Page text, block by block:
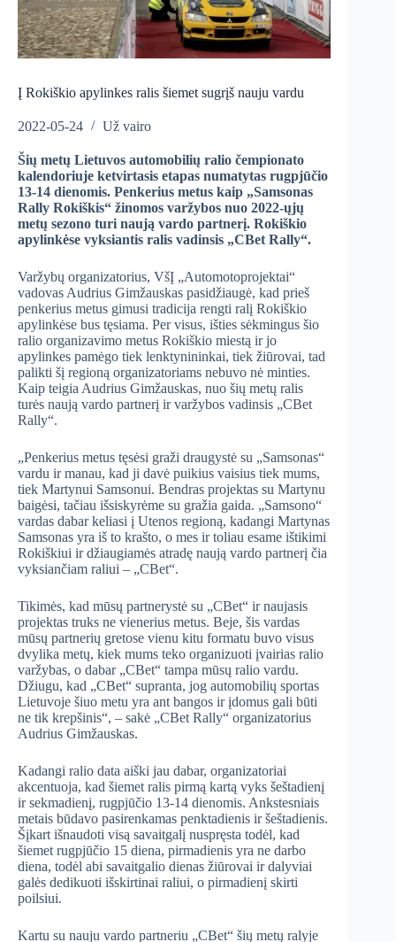
Į Rokiškio apylinkes ralis šiemet sugrįš nauju vardu
2022-05-24 Už vairo
Šių metų Lietuvos automobilių ralio čempionato
kalendoriuje ketvirtasis etapas numatytas rugpjūčio
13-14 dienomis. Penkerius metus kaip „Samsonas
Rally Rokiškis“ žinomos varžybos nuo 2022-ųjų
metų sezono turi naują vardo partnerį. Rokiškio
apylinkėse vyksiantis ralis vadinsis „CBet Rally“.
Varžybų organizatorius, VšĮ „Automotoprojektai“
vadovas Audrius Gimžauskas pasidžiaugė, kad prieš
penkerius metus gimusi tradicija rengti ralį Rokiškio
apylinkėse bus tęsiama. Per visus, išties sėkmingus šio
ralio organizavimo metus Rokiškio miestą ir jo
apylinkes pamėgo tiek lenktynininkai, tiek žiūrovai, tad
palikti šį regioną organizatoriams nebuvo nė minties.
Kaip teigia Audrius Gimžauskas, nuo šių metų ralis
turės naują vardo partnerį ir varžybos vadinsis „CBet
Rally“.
„Penkerius metus tęsėsi graži draugystė su „Samsonas“
vardu ir manau, kad ji davė puikius vaisius tiek mums,
tiek Martynui Samsonui. Bendras projektas su Martynu
baigėsi, tačiau išsiskyrėme su gražia gaida. „Samsono“
vardas dabar keliasi į Utenos regioną, kadangi Martynas
Samsonas yra iš to krašto, o mes ir toliau esame ištikimi
Rokiškiui ir džiaugiamės atradę naują vardo partnerį čia
vyksiančiam raliui – „CBet“.
Tikimės, kad mūsų partnerystė su „CBet“ ir naujasis
projektas truks ne vienerius metus. Beje, šis vardas
mūsų partnerių gretose vienu kitu formatu buvo visus
dvylika metų, kiek mums teko organizuoti įvairias ralio
varžybas, o dabar „CBet“ tampa mūsų ralio vardu.
Džiugu, kad „CBet“ supranta, jog automobilių sportas
Lietuvoje šiuo metu yra ant bangos ir įdomus gali būti
ne tik krepšinis“, – sakė „CBet Rally“ organizatorius
Audrius Gimžauskas.
Kadangi ralio data aiški jau dabar, organizatoriai
akcentuoja, kad šiemet ralis pirmą kartą vyks šeštadienį
ir sekmadienį, rugpjūčio 13-14 dienomis. Ankstesniais
metais būdavo pasirenkamas penktadienis ir šeštadienis.
Šįkart išnaudoti visą savaitgalį nuspręsta todėl, kad
šiemet rugpjūčio 15 diena, pirmadienis yra ne darbo
diena, todėl abi savaitgalio dienas žiūrovai ir dalyviai
galės dedikuoti išskirtinai raliui, o pirmadienį skirti
poilsiui.
Kartu su nauju vardo partneriu „CBet“ šių metų ralyje